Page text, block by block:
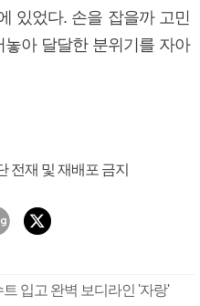
있었다. 손을 잡을까 고민
아 달달한 분위기를 자아
전재 및 재배포 금지
입고 완벽 보디라인 '자랑'